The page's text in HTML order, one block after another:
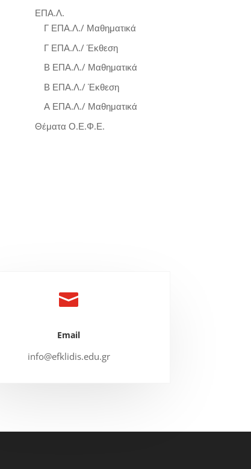
ΕΠΑ.Λ.
Γ ΕΠΑ.Λ./ Μαθηματικά
Γ ΕΠΑ.Λ./ Έκθεση
Β ΕΠΑ.Λ./ Μαθηματικά
Β ΕΠΑ.Λ./ Έκθεση
Α ΕΠΑ.Λ./ Μαθηματικά
Θέματα Ο.Ε.Φ.Ε.

Email
info@efklidis.edu.gr